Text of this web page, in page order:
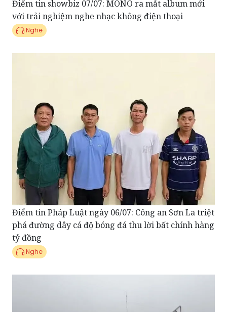
Nghe
Điểm tin Pháp Luật ngày 06/07: Công an Sơn La triệt
phá đường dây cá độ bóng đá thu lời bất chính hàng
tỷ đồng
Nghe